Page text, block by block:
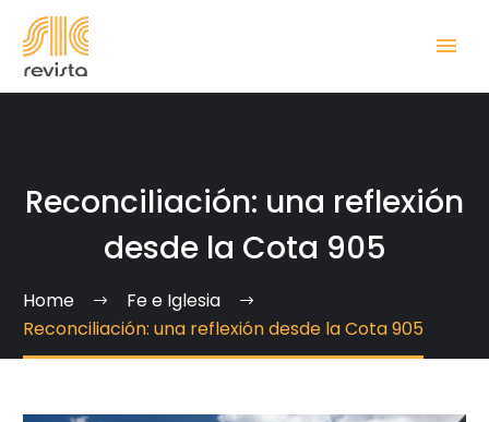
Reconciliación: una reflexión
desde la Cota 905
Home
Fe e Iglesia
Reconciliación: una reflexión desde la Cota 905